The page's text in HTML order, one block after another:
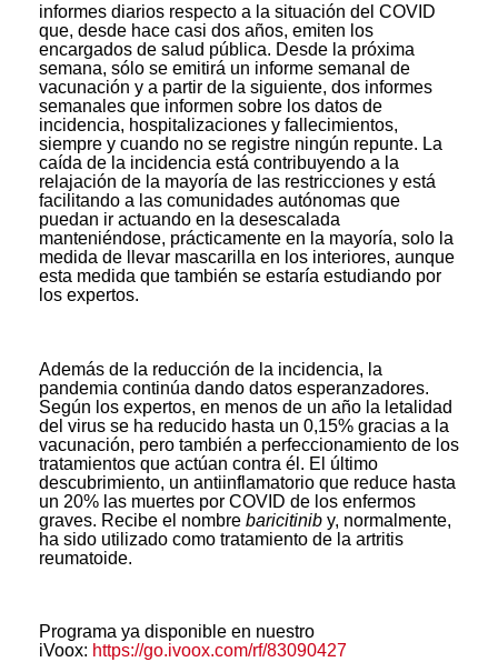
informes diarios respecto a la situación del COVID
que, desde hace casi dos años, emiten los
encargados de salud pública. Desde la próxima
semana, sólo se emitirá un informe semanal de
vacunación y a partir de la siguiente, dos informes
semanales que informen sobre los datos de
incidencia, hospitalizaciones y fallecimientos,
siempre y cuando no se registre ningún repunte. La
caída de la incidencia está contribuyendo a la
relajación de la mayoría de las restricciones y está
facilitando a las comunidades autónomas que
puedan ir actuando en la desescalada
manteniéndose, prácticamente en la mayoría, solo la
medida de llevar mascarilla en los interiores, aunque
esta medida que también se estaría estudiando por
los expertos.
Además de la reducción de la incidencia, la
pandemia continúa dando datos esperanzadores.
Según los expertos, en menos de un año la letalidad
del virus se ha reducido hasta un 0,15% gracias a la
vacunación, pero también a perfeccionamiento de los
tratamientos que actúan contra él. El último
descubrimiento, un antiinflamatorio que reduce hasta
un 20% las muertes por COVID de los enfermos
graves. Recibe el nombre baricitinib y, normalmente,
ha sido utilizado como tratamiento de la artritis
reumatoide.
Programa ya disponible en nuestro
iVoox: https://go.ivoox.com/rf/83090427